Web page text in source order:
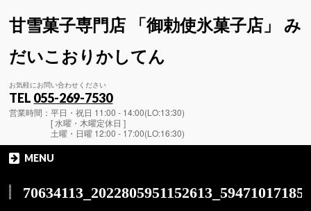
甘雪菓子専門店 「御勅使氷菓子店」 み
だいこおりかしてん
お気軽にお問い合わせください
TEL 055-269-7530
営業時間：平日・祝日 11:00 - 14:00(LO:13:30)
[ 水曜・木曜定休日 ]
土曜・日曜 12:00 - 17:00(LO:16:30)
MENU